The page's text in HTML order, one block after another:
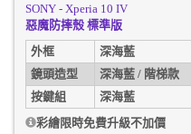
SONY - Xperia 10 IV
惡魔防摔殼 標準版
外框
深海藍
鏡頭造型
深海藍 / 階梯款
按鍵組
深海藍
彩繪限時免費升級不加價